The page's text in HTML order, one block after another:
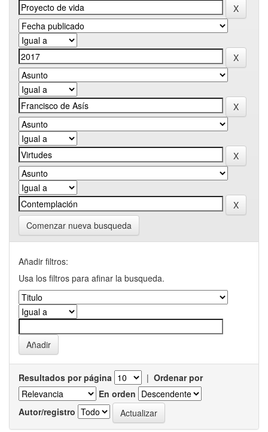
Comenzar nueva busqueda
Añadir filtros:
Usa los filtros para afinar la busqueda.
Resultados por página | Ordenar por
En orden
Autor/registro